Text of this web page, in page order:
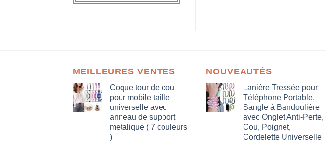
MEILLEURES VENTES
Coque tour de cou
pour mobile taille
universelle avec
anneau de support
metalique ( 7 couleurs
)
NOUVEAUTÉS
Lanière Tressée pour
Téléphone Portable,
Sangle à Bandoulière
avec Onglet Anti-Perte,
Cou, Poignet,
Cordelette Universelle